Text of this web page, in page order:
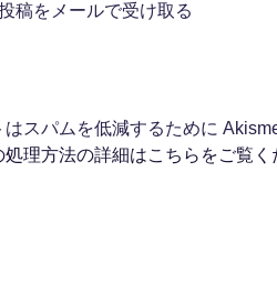
稿をメールで受け取る
はスパムを低減するために
処理方法の詳細はこちらをご覧く